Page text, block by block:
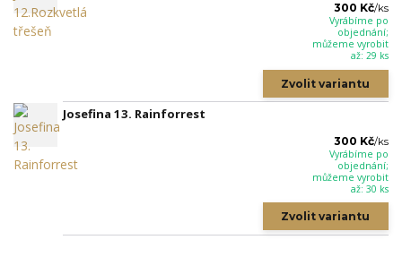
300 Kč/ks
Vyrábíme po
objednání;
můžeme vyrobit
až: 29 ks
Zvolit variantu
Josefina 13. Rainforrest
300 Kč/ks
Vyrábíme po
objednání;
můžeme vyrobit
až: 30 ks
Zvolit variantu